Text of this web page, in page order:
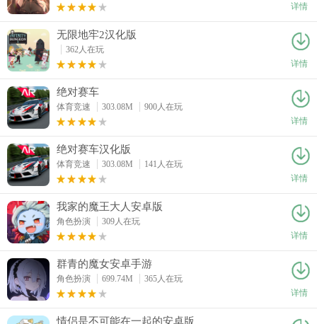
详情
无限地牢2汉化版
362人在玩
详情
绝对赛车
体育竞速 303.08M
900人在玩
详情
绝对赛车汉化版
体育竞速 303.08M
141人在玩
详情
我家的魔王大人安卓版
角色扮演
309人在玩
详情
群青的魔女安卓手游
角色扮演 699.74M
365人在玩
详情
情侣是不可能在一起的安卓版